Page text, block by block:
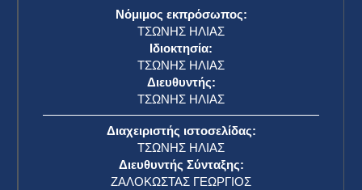
Νόμιμος εκπρόσωπος:
ΤΣΩΝΗΣ ΗΛΙΑΣ
Ιδιοκτησία:
ΤΣΩΝΗΣ ΗΛΙΑΣ
Διευθυντής:
ΤΣΩΝΗΣ ΗΛΙΑΣ
Διαχειριστής ιστοσελίδας:
ΤΣΩΝΗΣ ΗΛΙΑΣ
Διευθυντής Σύνταξης:
ΖΑΛΟΚΩΣΤΑΣ ΓΕΩΡΓΙΟΣ